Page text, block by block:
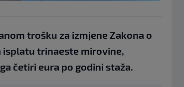
trošku za izmjene Zakona o
isplatu trinaeste mirovine,
četiri eura po godini staža.